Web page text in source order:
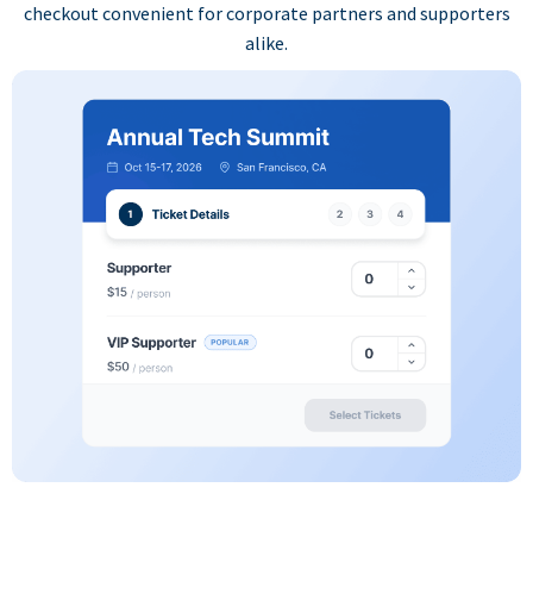
checkout convenient for corporate partners and supporters
alike.